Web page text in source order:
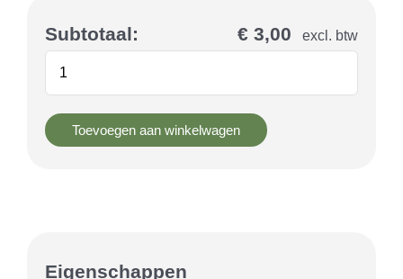
Subtotaal: € 3,00 excl. btw
Toevoegen aan winkelwagen
Eigenschappen